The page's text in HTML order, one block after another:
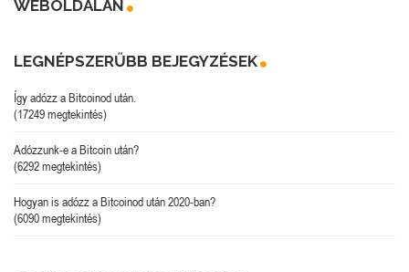
WEBOLDALÁN
LEGNÉPSZERŰBB BEJEGYZÉSEK
Így adózz a Bitcoinod után.
(17249 megtekintés)
Adózzunk-e a Bitcoin után?
(6292 megtekintés)
Hogyan is adózz a Bitcoinod után 2020-ban?
(6090 megtekintés)